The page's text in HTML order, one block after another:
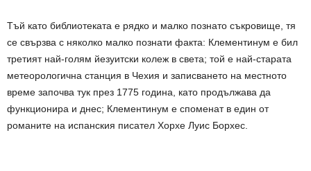
Тъй като библиотеката е рядко и малко познато съкровище, тя
се свързва с няколко малко познати факта: Клементинум е бил
третият най-голям йезуитски колеж в света; той е най-старата
метеорологична станция в Чехия и записването на местното
време започва тук през 1775 гoдина, като продължава да
функционира и днес; Клементинум е споменат в един от
романите на испанския писател Хорхе Луис Борхес.